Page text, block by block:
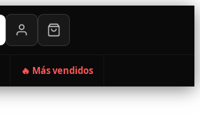
🔥 Más vendidos